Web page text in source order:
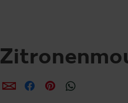
per E-Mail teilen
per Facebook teilen
per Pinterest